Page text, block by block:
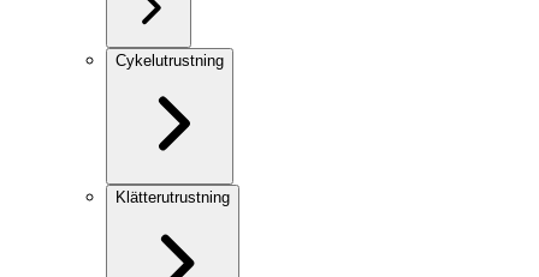
Cykelutrustning
Klätterutrustning